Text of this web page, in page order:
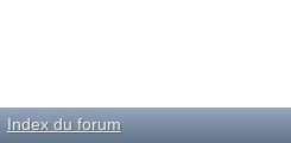
Index du forum